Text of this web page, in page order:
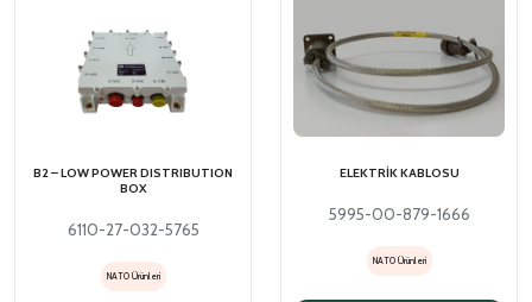
B2 – LOW POWER DISTRIBUTION
BOX
6110-27-032-5765
NATO Ürünleri
ELEKTRİK KABLOSU
5995-00-879-1666
NATO Ürünleri